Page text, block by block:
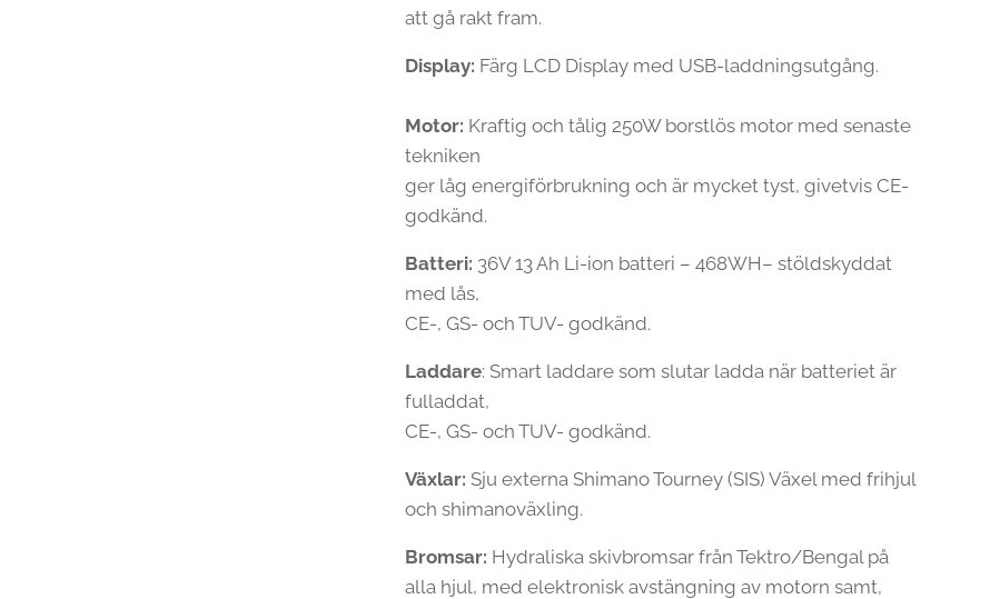
att gå rakt fram.
Display: Färg LCD Display med USB-laddningsutgång.
Motor: Kraftig och tålig 250W borstlös motor med senaste
tekniken
ger låg energiförbrukning och är mycket tyst, givetvis CE-
godkänd.
Batteri: 36V 13 Ah Li-ion batteri – 468WH– stöldskyddat
med lås,
CE-, GS- och TUV- godkänd.
Laddare: Smart laddare som slutar ladda när batteriet är
fulladdat,
CE-, GS- och TUV- godkänd.
Växlar: Sju externa Shimano Tourney (SIS) Växel med frihjul
och shimanoväxling.
Bromsar: Hydraliska skivbromsar från Tektro/Bengal på
alla hjul, med elektronisk avstängning av motorn samt,